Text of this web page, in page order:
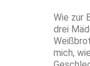
Wie zur
drei
mich,